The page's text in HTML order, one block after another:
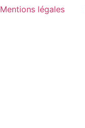
Mentions légales